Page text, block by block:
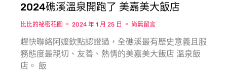
2024礁溪溫泉開跑了 美嘉美大飯店
比比的祕密花園 2024 年 1 月 25 日 尚無留言
趕快聯絡阿嬤欽點認證過，全礁溪最有歷史意義且服
務態度最親切、友善、熱情的美嘉美大飯店 溫泉飯
店。 飯